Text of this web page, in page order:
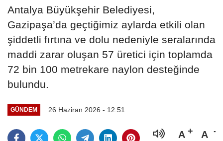
Antalya Büyükşehir Belediyesi,
Gazipaşa’da geçtiğimiz aylarda etkili olan
şiddetli fırtına ve dolu nedeniyle seralarında
maddi zarar oluşan 57 üretici için toplamda
72 bin 100 metrekare naylon desteğinde
bulundu.
GÜNDEM 26 Haziran 2026 - 12:51
A A